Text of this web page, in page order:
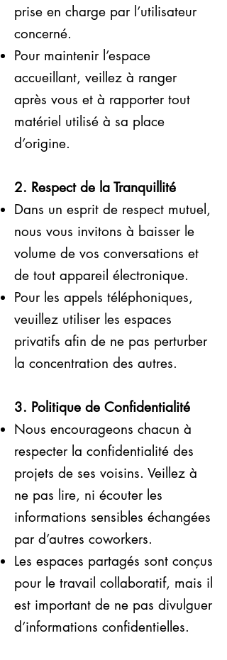
prise en charge par l’utilisateur
concerné.
Pour maintenir l’espace
accueillant, veillez à ranger
après vous et à rapporter tout
matériel utilisé à sa place
d’origine.
2. Respect de la Tranquillité
Dans un esprit de respect mutuel,
nous vous invitons à baisser le
volume de vos conversations et
de tout appareil électronique.
Pour les appels téléphoniques,
veuillez utiliser les espaces
privatifs afin de ne pas perturber
la concentration des autres.
3. Politique de Confidentialité
Nous encourageons chacun à
respecter la confidentialité des
projets de ses voisins. Veillez à
ne pas lire, ni écouter les
informations sensibles échangées
par d’autres coworkers.
Les espaces partagés sont conçus
pour le travail collaboratif, mais il
est important de ne pas divulguer
d’informations confidentielles.